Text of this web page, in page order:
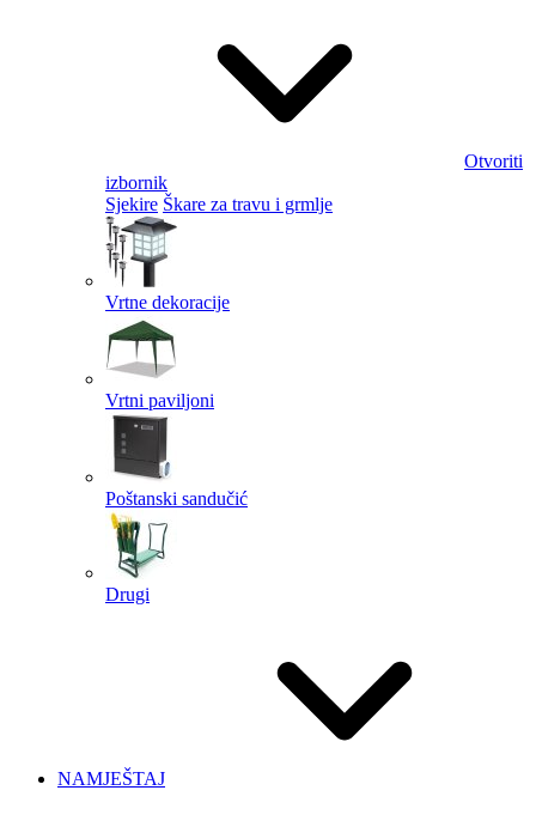
Otvoriti
izbornik
Sjekire Škare za travu i grmlje
Vrtne dekoracije
Vrtni paviljoni
Poštanski sandučić
Drugi
NAMJEŠTAJ